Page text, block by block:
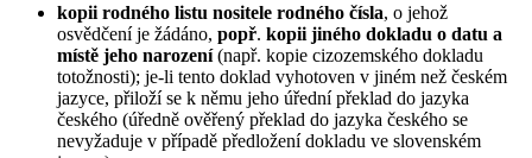
kopii rodného listu nositele rodného čísla, o jehož
osvědčení je žádáno, popř. kopii jiného dokladu o datu a
místě jeho narození(např. kopie cizozemského dokladu
totožnosti); je-li tento doklad vyhotoven v jiném než českém
jazyce, přiloží se k němu jeho úřední překlad do jazyka
českého (úředně ověřený překlad do jazyka českého se
nevyžaduje v případě předložení dokladu ve slovenském